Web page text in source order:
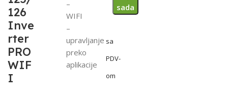
126
Inve
rter
PRO
WIF
I
–
WIFI
–
upravljanje
preko
aplikacije
sa
PDV-
om
sada